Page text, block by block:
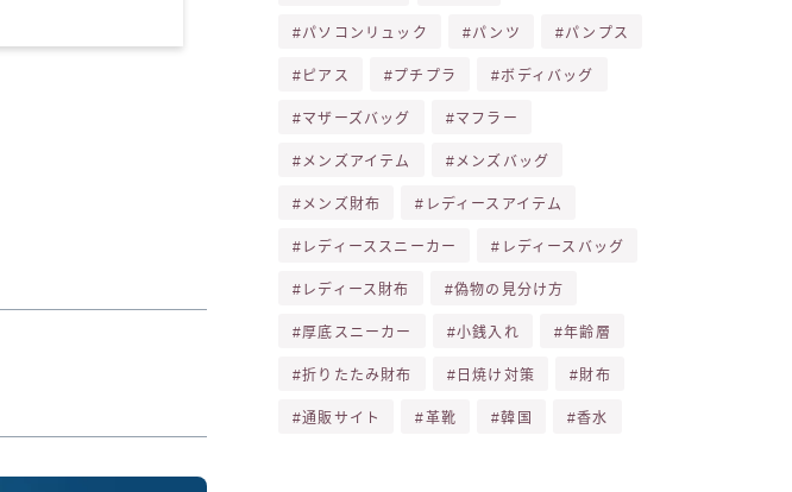
パソコンリュック パンツ パンプス
ピアス プチプラ ボディバッグ
マザーズバッグ マフラー
メンズアイテム メンズバッグ
メンズ財布 レディースアイテム
レディーススニーカー レディースバッグ
レディース財布 偽物の見分け方
厚底スニーカー 小銭入れ 年齢層
折りたたみ財布 日焼け対策 財布
通販サイト 革靴 韓国 香水